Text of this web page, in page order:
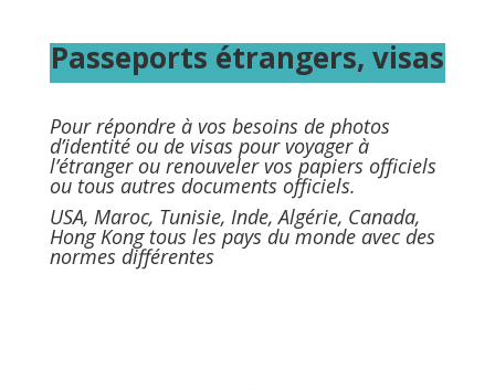
Passeports étrangers, visas
Pour répondre à vos besoins de photos
d’identité ou de visas pour voyager à
l’étranger ou renouveler vos papiers officiels
ou tous autres documents officiels.
USA, Maroc, Tunisie, Inde, Algérie, Canada,
Hong Kong tous les pays du monde avec des
normes différentes